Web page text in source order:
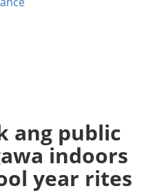
ang public
indoors
year rites